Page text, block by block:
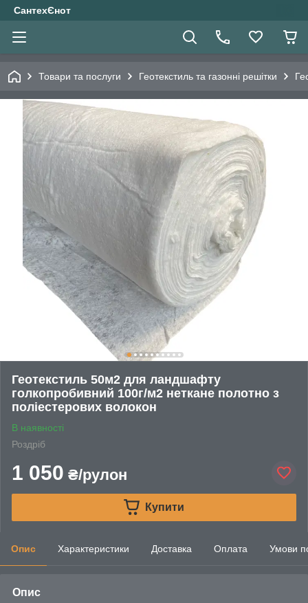
СантехЄнот
Товари та послуги Геотекстиль та газонні решітки
Геотекстиль 50м2 для ландшафту
голкопробивний 100г/м2 неткане полотно з
поліестерових волокон
В наявності
Роздріб
1 050 ₴/рулон
Купити
Опис Характеристики Доставка Оплата Умови
Опис